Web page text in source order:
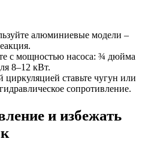
алюминиевые модели –
с мощностью насоса: ¾ дюйма
8–12 кВт.
циркуляцией ставьте чугун или
сопротивление.
и избежать